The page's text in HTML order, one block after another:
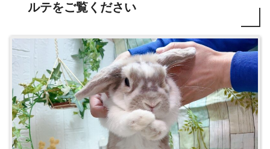
ルテをご覧ください